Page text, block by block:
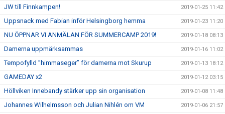
JW till Finnkampen! 2019-01-25 11:42
Uppsnack med Fabian inför Helsingborg hemma 2019-01-23 11:20
NU ÖPPNAR VI ANMÄLAN FÖR SUMMERCAMP 2019! 2019-01-18 08:13
Damerna uppmärksammas 2019-01-16 11:02
Tempofylld ”himmaseger” för damerna mot Skurup 2019-01-13 18:12
GAMEDAY x2 2019-01-12 03:15
Höllviken Innebandy stärker upp sin organisation 2019-01-08 11:48
Johannes Wilhelmsson och Julian Nihlén om VM 2019-01-06 21:57